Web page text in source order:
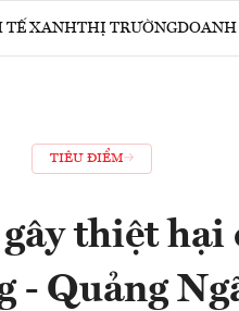
TẾ XANHTHỊ TRƯỜNGDOANH
TIÊU ĐIỂM
thiệt hại
- Quảng